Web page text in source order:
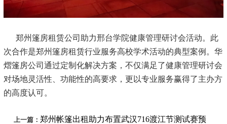
郑州篷房租赁公司助力邢台学院健康管理研讨会活动。此
次合作是郑州篷房租赁行业服务高校学术活动的典型案例。华
熠篷房公司通过定制化解决方案，不仅满足了健康管理研讨会
对场地灵活性、功能性的高要求，更以专业服务赢得了主办方
的高度认可。
上一篇： 郑州帐篷出租助力布置武汉716渡江节测试赛预